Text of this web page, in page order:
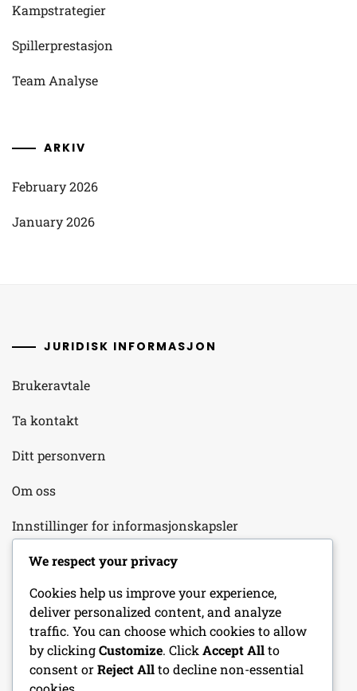
Kampstrategier
Spillerprestasjon
Team Analyse
ARKIV
February 2026
January 2026
JURIDISK INFORMASJON
Brukeravtale
Ta kontakt
Ditt personvern
Om oss
Innstillinger for informasjonskapsler
KATEGORIER
Kampstrategier
Spillerprestasjon
We respect your privacy
Cookies help us improve your experience,
deliver personalized content, and analyze
traffic. You can choose which cookies to allow
by clickingCustomize. Click Accept Allto
consent orReject Allto decline non-essential